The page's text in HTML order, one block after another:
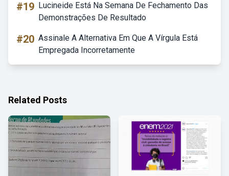
#19 Lucineide Está Na Semana De Fechamento Das
Demonstrações De Resultado
#20 Assinale A Alternativa Em Que A Vírgula Está
Empregada Incorretamente
Related Posts